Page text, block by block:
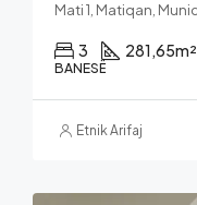
3 281,65m²
BANESË
Etnik Arifaj